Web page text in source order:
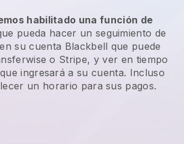
habilitado una función de
pueda hacer un seguimiento de
su cuenta Blackbell que puede
o Stripe, y ver en tiempo
ingresará a su cuenta. Incluso
un horario para sus pagos.